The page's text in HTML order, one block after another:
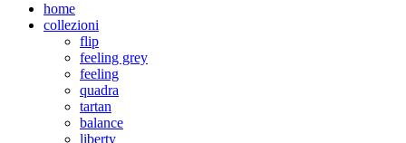
home
collezioni
flip
feeling grey
feeling
quadra
tartan
balance
liberty